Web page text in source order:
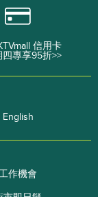
信用卡
專享95折>>
English
作機會